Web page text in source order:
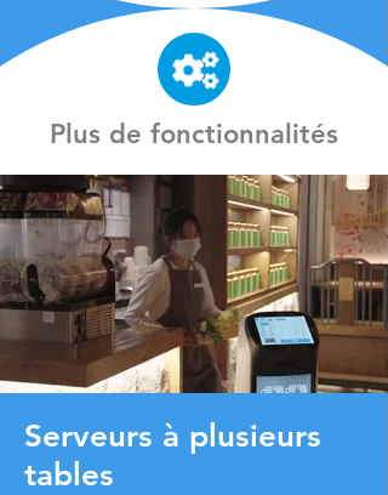
Plus de fonctionnalités
Serveurs à plusieurs
tables